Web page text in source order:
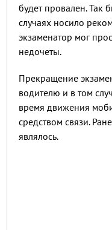
будет провален. Так
случаях носило
экзаменатор мог
недочеты.
Прекращение
водителю и в том
время движения
средством связи.
являлось.